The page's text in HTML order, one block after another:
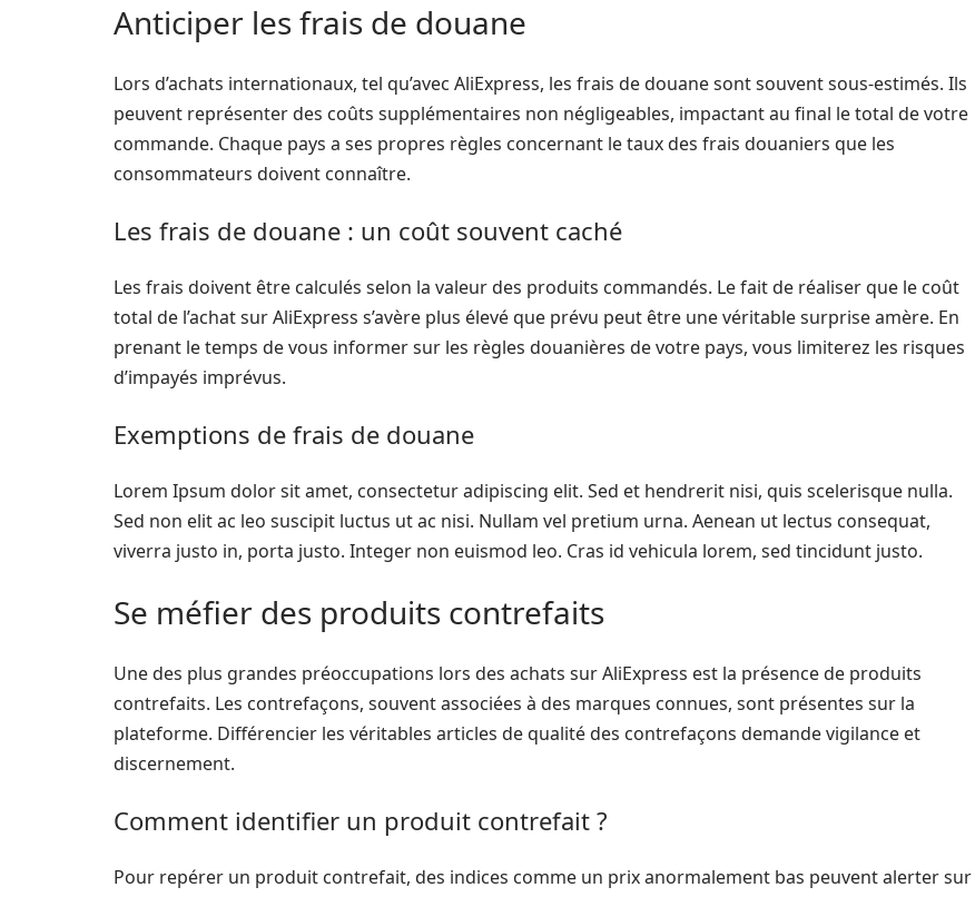
Anticiper les frais de douane
Lors d’achats internationaux, tel qu’avec AliExpress, les frais de douane sont souvent sous-estimés. Ils
peuvent représenter des coûts supplémentaires non négligeables, impactant au final le total de votre
commande. Chaque pays a ses propres règles concernant le taux des frais douaniers que les
consommateurs doivent connaître.
Les frais de douane : un coût souvent caché
Les frais doivent être calculés selon la valeur des produits commandés. Le fait de réaliser que le coût
total de l’achat sur AliExpress s’avère plus élevé que prévu peut être une véritable surprise amère. En
prenant le temps de vous informer sur les règles douanières de votre pays, vous limiterez les risques
d’impayés imprévus.
Exemptions de frais de douane
Lorem Ipsum dolor sit amet, consectetur adipiscing elit. Sed et hendrerit nisi, quis scelerisque nulla.
Sed non elit ac leo suscipit luctus ut ac nisi. Nullam vel pretium urna. Aenean ut lectus consequat,
viverra justo in, porta justo. Integer non euismod leo. Cras id vehicula lorem, sed tincidunt justo.
Se méfier des produits contrefaits
Une des plus grandes préoccupations lors des achats sur AliExpress est la présence de produits
contrefaits. Les contrefaçons, souvent associées à des marques connues, sont présentes sur la
plateforme. Différencier les véritables articles de qualité des contrefaçons demande vigilance et
discernement.
Comment identifier un produit contrefait ?
Pour repérer un produit contrefait, des indices comme un prix anormalement bas peuvent alerter sur